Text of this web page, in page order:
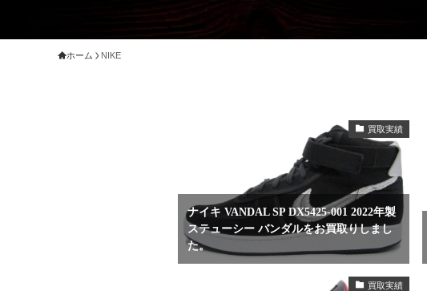
ホーム NIKE
買取実績
ナイキ VANDAL SP DX5425-001 2022年製
ステューシー バンダルをお買取りしまし
た。
買取実績